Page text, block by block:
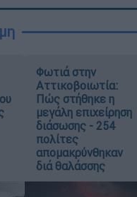
Φωτιά στην
Αττικοβοιωτία:
Πώς στήθηκε η
μεγάλη επιχείρηση
διάσωσης - 254
πολίτες
απομακρύνθηκαν
διά θαλάσσης